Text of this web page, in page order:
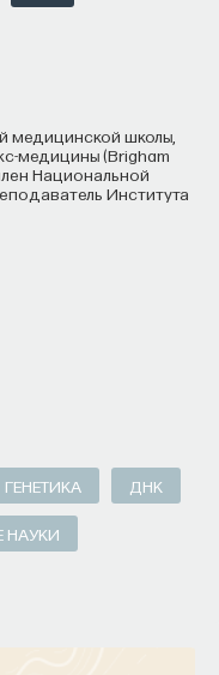
медицины (Brigham
Национальной
Института
ГЕНЕТИКА ДНК
НАУКИ